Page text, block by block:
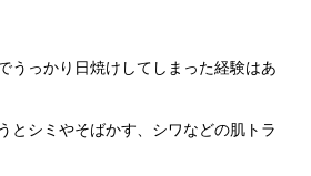
うっかり日焼けしてしまった経験はあ
とシミやそばかす、シワなどの肌トラ